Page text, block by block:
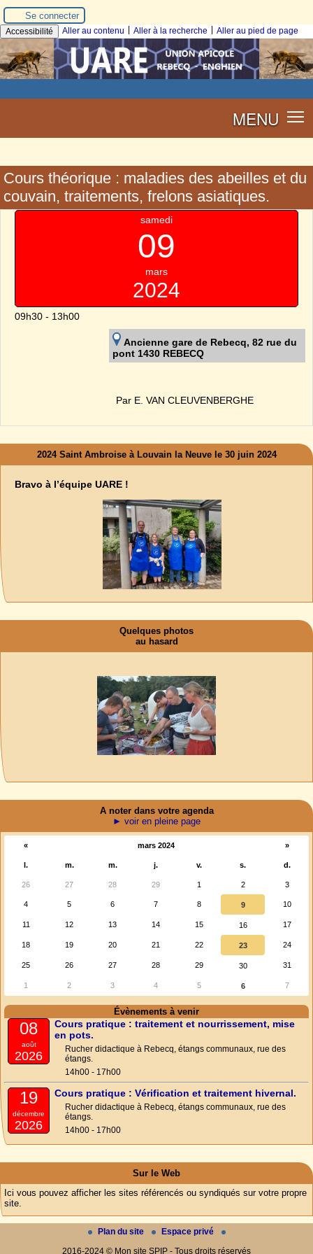
Se connecter
Accessibilité Aller au contenu Aller à la recherche Aller au pied de page
MENU
Cours théorique : maladies des abeilles et du
couvain, traitements, frelons asiatiques.
samedi
09
mars
2024
09h30 - 13h00
Ancienne gare de Rebecq, 82 rue du
pont 1430 REBECQ
Par E. VAN CLEUVENBERGHE
2024 Saint Ambroise à Louvain la Neuve le 30 juin 2024
Bravo à l’équipe UARE !
Quelques photos
au hasard
A noter dans votre agenda
► voir en pleine page
« mars 2024 »
l. m. m. j. v. s. d.
26 27 28 29 1 2 3
4 5 6 7 8 9 10
11 12 13 14 15 16 17
18 19 20 21 22 23 24
25 26 27 28 29 30 31
1 2 3 4 5 6 7
Évènements à venir
08
août
2026
Cours pratique : traitement et nourrissement, mise
en pots.
Rucher didactique à Rebecq, étangs communaux, rue des
étangs.
14h00 - 17h00
19
décembre
2026
Cours pratique : Vérification et traitement hivernal.
Rucher didactique à Rebecq, étangs communaux, rue des
étangs.
14h00 - 17h00
Sur le Web
Ici vous pouvez afficher les sites référencés ou syndiqués sur votre propre
site.
Plan du site
Espace privé
2016-2024 © Mon site SPIP - Tous droits réservés